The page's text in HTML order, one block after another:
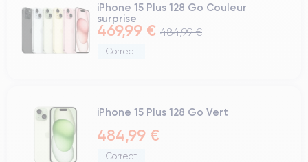
iPhone 15 Plus 128 Go Couleur
surprise
469,99 € 484,99 €
Correct
iPhone 15 Plus 128 Go Vert
484,99 €
Correct